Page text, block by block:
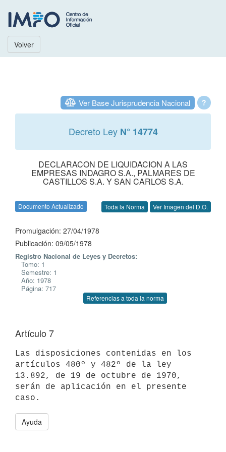
Volver
?
Ver Base Jurisprudencia Nacional
Decreto Ley N° 14774
DECLARACON DE LIQUIDACION A LAS
EMPRESAS INDAGRO S.A., PALMARES DE
CASTILLOS S.A. Y SAN CARLOS S.A.
Documento Actualizado Toda la Norma Ver Imagen del D.O.
Promulgación: 27/04/1978
Publicación: 09/05/1978
Registro Nacional de Leyes y Decretos:
Tomo: 1
Semestre: 1
Año: 1978
Página: 717
Referencias a toda la norma
Artículo 7
Las disposiciones contenidas en los
artículos 480º y 482º de la ley
13.892, de 19 de octubre de 1970,
serán de aplicación en el presente
Ayuda